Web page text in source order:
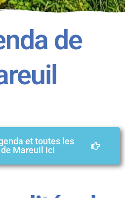
de
et toutes les
Mareuil ici